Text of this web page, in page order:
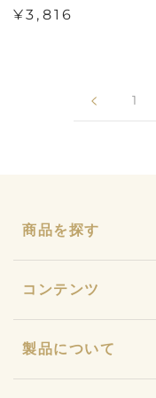
¥3,816
1
商品を探す
おまとめセット
わんにゃんカリカ
カリカ石鹸・カリカ浴
ギフト
コンテンツ
ストーリー
カリカセラピ定期便
製品について